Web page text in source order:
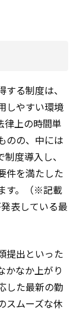
る制度は、
しやすい環境
律上の時間単
のの、中には
度導入し、
件を満たした
す。（※記載
表している最
提出といった
かなか上がり
した最新の勤
スムーズな休